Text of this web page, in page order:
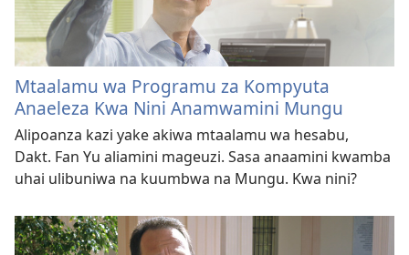
Mtaalamu wa Programu za Kompyuta
Anaeleza Kwa Nini Anamwamini Mungu
Alipoanza kazi yake akiwa mtaalamu wa hesabu,
Dakt. Fan Yu aliamini mageuzi. Sasa anaamini kwamba
uhai ulibuniwa na kuumbwa na Mungu. Kwa nini?